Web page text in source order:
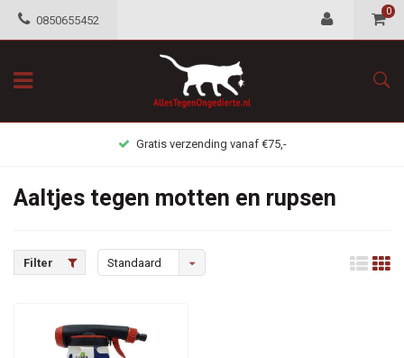
0850655452
0
Gratis verzending vanaf €75,-
Aaltjes tegen motten en rupsen
Filter Standaard